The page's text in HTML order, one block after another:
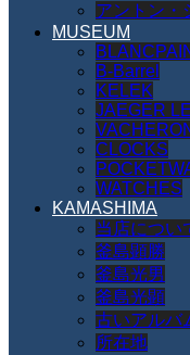
アントン・
MUSEUM
B-Barrel
KELEK
JAEGER
CLOCKS
WATCHES
KAMASHIMA
当店につい
釜島顕勝
釜島光男
釜島光顕
古いアルバ
所在地